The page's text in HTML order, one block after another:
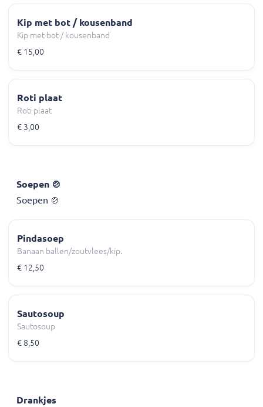
Kip met bot / kousenband
Kip met bot / kousenband
€ 15,00
Roti plaat
Roti plaat
€ 3,00
Soepen 🍲
Soepen 🍲
Pindasoep
Banaan ballen/zoutvlees/kip.
€ 12,50
Sautosoup
Sautosoup
€ 8,50
Drankjes